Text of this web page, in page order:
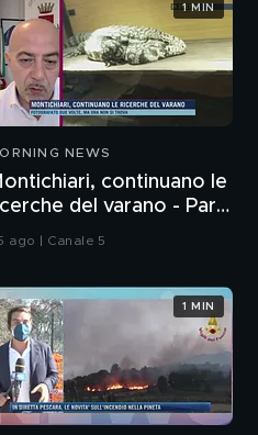
NEWS
continuano le
del varano - Parla
Sindaco
ago | Canale 5
1 MIN
1 MIN